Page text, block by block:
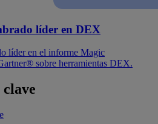
líder en DEX
líder en el informe Magic
sobre herramientas DEX.